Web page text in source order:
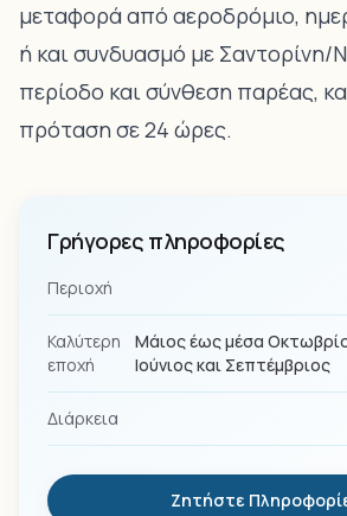
μεταφορά από αεροδρόμιο,
ή και συνδυασμό με Σαντορίνη/
περίοδο και σύνθεση παρέας,
πρόταση σε 24 ώρες.
Γρήγορες πληροφορίες
Περιοχή
Καλύτερη
εποχή
Μάιος έως μέσα
Ιούνιος και Σεπτέμβριος
Διάρκεια
Ζητήστε